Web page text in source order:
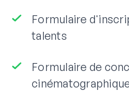
Formulaire
talents
Formulaire de